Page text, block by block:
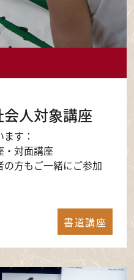
人対象講座
す：
・対面講座
方もご一緒にご参加
書道講座